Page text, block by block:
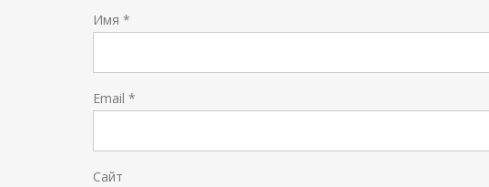
Имя *
Email *
Сайт